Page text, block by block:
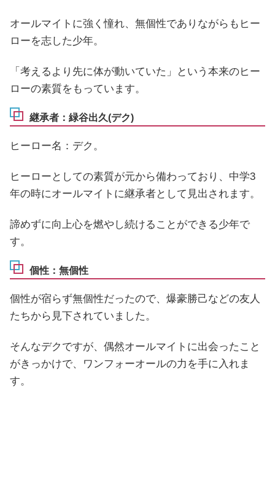
オールマイトに強く憧れ、無個性でありながらもヒー
ローを志した少年。
「考えるより先に体が動いていた」という本来のヒー
ローの素質をもっています。
継承者：緑谷出久(デク)
ヒーロー名：デク。
ヒーローとしての素質が元から備わっており、中学3
年の時にオールマイトに継承者として見出されます。
諦めずに向上心を燃やし続けることができる少年で
す。
個性：無個性
個性が宿らず無個性だったので、爆豪勝己などの友人
たちから見下されていました。
そんなデクですが、偶然オールマイトに出会ったこと
がきっかけで、ワンフォーオールの力を手に入れま
す。